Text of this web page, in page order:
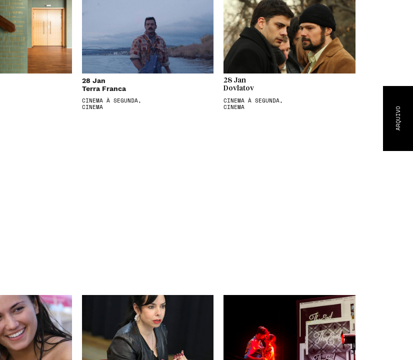
ARQUIVO
28 Jan
Terra Franca
CINEMA À SEGUNDA,
CINEMA
28 Jan
Dovlatov
CINEMA À SEGUNDA,
CINEMA